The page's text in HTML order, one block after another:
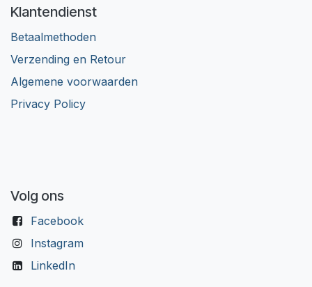
Klantendienst
Betaalmethoden
Verzending en Retour
Algemene voorwaarden
Privacy Policy
Volg ons
Facebook
Instagram
LinkedIn